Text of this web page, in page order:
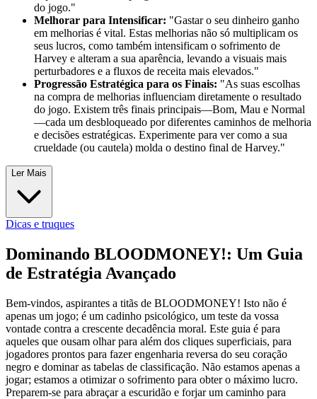
do jogo."
Melhorar para Intensificar: "Gastar o seu dinheiro ganho
em melhorias é vital. Estas melhorias não só multiplicam os
seus lucros, como também intensificam o sofrimento de
Harvey e alteram a sua aparência, levando a visuais mais
perturbadores e a fluxos de receita mais elevados."
Progressão Estratégica para os Finais: "As suas escolhas
na compra de melhorias influenciam diretamente o resultado
do jogo. Existem três finais principais—Bom, Mau e Normal
—cada um desbloqueado por diferentes caminhos de melhoria
e decisões estratégicas. Experimente para ver como a sua
crueldade (ou cautela) molda o destino final de Harvey."
Ler Mais
Dicas e truques
Dominando BLOODMONEY!: Um Guia
de Estratégia Avançado
Bem-vindos, aspirantes a titãs de BLOODMONEY! Isto não é
apenas um jogo; é um cadinho psicológico, um teste da vossa
vontade contra a crescente decadência moral. Este guia é para
aqueles que ousam olhar para além dos cliques superficiais, para
jogadores prontos para fazer engenharia reversa do seu coração
negro e dominar as tabelas de classificação. Não estamos apenas a
jogar; estamos a otimizar o sofrimento para obter o máximo lucro.
Preparem-se para abraçar a escuridão e forjar um caminho para